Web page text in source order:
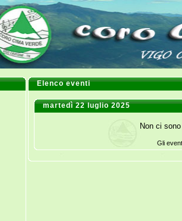
Elenco eventi
martedì 22 luglio 2025
Non ci
Gli